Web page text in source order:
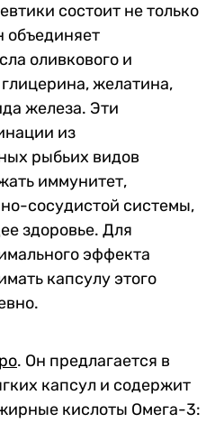
состоит не только
объединяет
оливкового и
желатина,
железа. Эти
из
рыбьих видов
иммунитет,
сосудистой системы,
здоровье. Для
эффекта
капсулу этого
. Он предлагается в
капсул и содержит
кислоты Омега-3: